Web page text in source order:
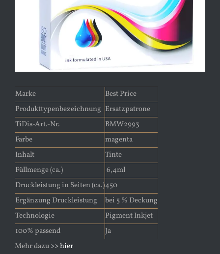
Marke
Best Price
Produkttypenbezeichnung Ersatzpatrone
TiDis-Art.-Nr.
BMW2993
Farbe
magenta
Inhalt
Tinte
Füllmenge (ca.)
6,4ml
Druckleistung in Seiten (ca.)450
Ergänzung Druckleistung
bei 5 % Deckung
Technologie
Pigment Inkjet
100% passend
Ja
Mehr dazu>> hier